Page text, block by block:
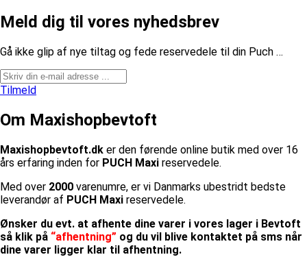
Meld dig til vores nyhedsbrev
​Gå ikke glip af nye tiltag og fede reservedele til din Puch …
Tilmeld
Om Maxishopbevtoft
Maxishopbevtoft.dk er den førende online butik med over 16
års erfaring inden for PUCH Maxi reservedele.
Med over 2000 varenumre, er vi Danmarks ubestridt bedste
leverandør af PUCH Maxi reservedele.
Ønsker du evt. at afhente dine varer i vores lager i Bevtoft
så klik på “afhentning” og du vil blive kontaktet på sms når
dine varer ligger klar til afhentning.